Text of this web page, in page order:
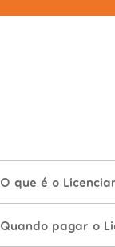
O que é o
Quando pagar o